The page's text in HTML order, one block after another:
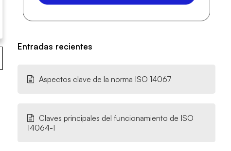
Entradas recientes
Aspectos clave de la norma ISO 14067
Claves principales del funcionamiento de ISO
14064-1